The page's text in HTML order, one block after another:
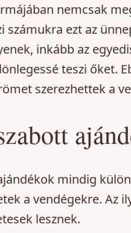
nemcsak
számukra ezt az
inkább az
teszi őket.
szerezhettek a
mindig
a vendégekre. Az
lesznek.